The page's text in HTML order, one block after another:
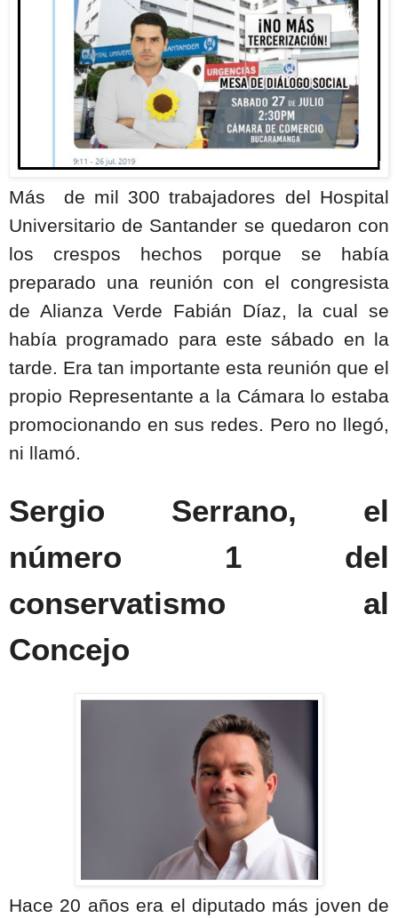
Más
de mil 300 trabajadores del Hospital
Universitario de Santander se quedaron con
los crespos hechos porque se había
preparado una reunión con el congresista
de Alianza Verde Fabián Díaz, la cual se
había programado para este sábado en la
tarde. Era tan importante esta reunión que el
propio Representante a la Cámara lo estaba
promocionando en sus redes. Pero no llegó,
ni llamó.
Sergio Serrano, el
número 1 del
conservatismo al
Concejo
Hace 20 años era el diputado más joven de